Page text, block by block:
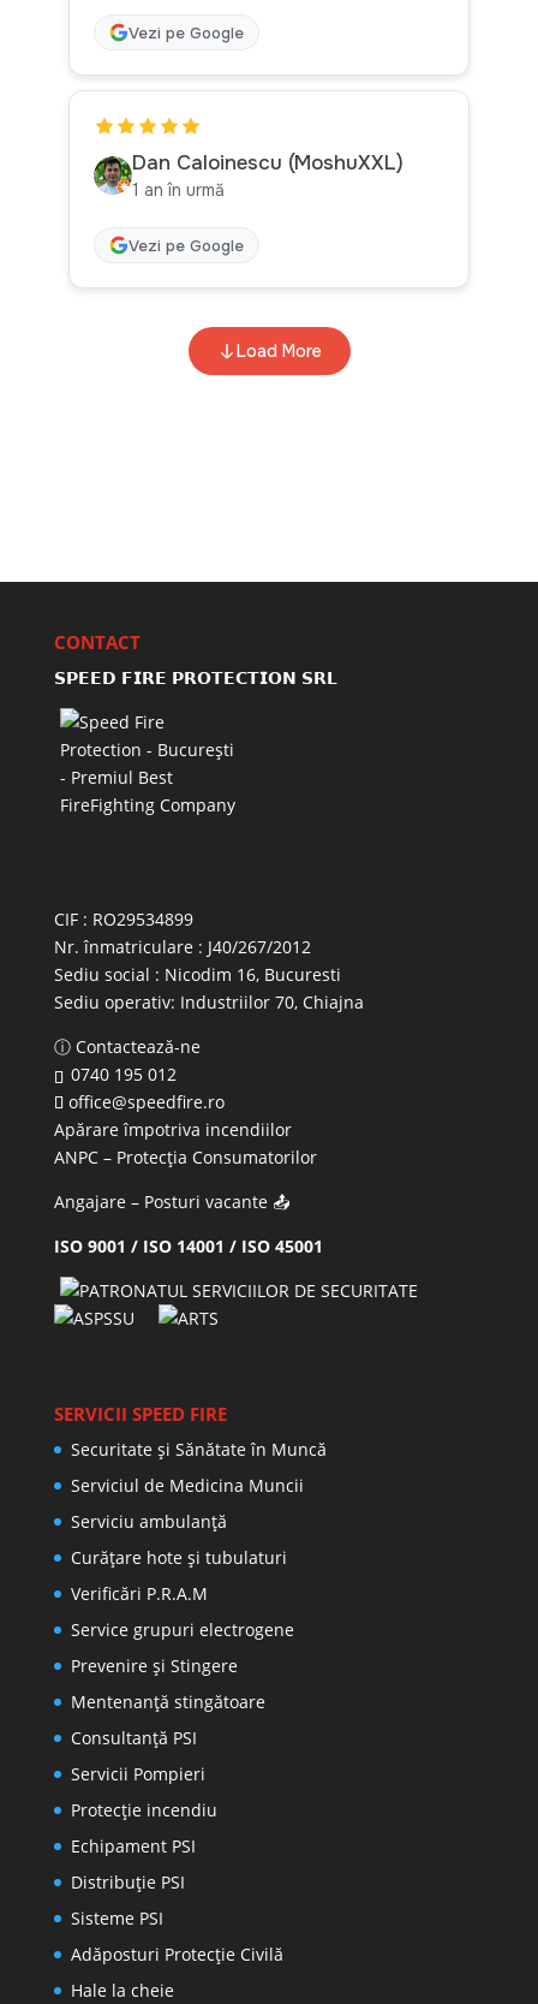
CONTACT
𝗦𝗣𝗘𝗘𝗗 𝗙𝗜𝗥𝗘 𝗣𝗥𝗢𝗧𝗘𝗖𝗧𝗜𝗢𝗡 𝗦𝗥𝗟
CIF : RO29534899
Nr. înmatriculare : J40/267/2012
Sediu social : Nicodim 16, Bucuresti
Sediu operativ: Industriilor 70, Chiajna
ⓘ Contactează-ne
0740 195 012
office@speedfire.ro
Apărare împotriva incendiilor
ANPC– Protecția Consumatorilor
Angajare – Posturi vacante📤
ISO 9001 / ISO 14001 / ISO 45001
SERVICII SPEED FIRE
Securitate și Sănătate în Muncă
Serviciul de Medicina Muncii
Serviciu ambulanță
Curățare hote și tubulaturi
Verificări P.R.A.M
Service grupuri electrogene
Prevenire şi Stingere
Mentenanţă stingătoare
Consultanţă PSI
Servicii Pompieri
Protecţie incendiu
Echipament PSI
Distribuţie PSI
Sisteme PSI
Adăposturi Protecție Civilă
Hale la cheie